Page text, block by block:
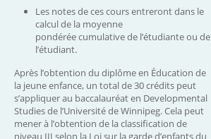
Les notes de ces cours entreront dans le
calcul de la moyenne
pondérée cumulative de l’étudiante ou de
l’étudiant.
Après l’obtention du diplôme en Éducation de
la jeune enfance, un total de 30 crédits peut
s’appliquer au baccalauréat en Developmental
Studies de l’Université de Winnipeg. Cela peut
mener à l’obtention de la classification de
niveau III selon la Loi sur la garde d’enfants du